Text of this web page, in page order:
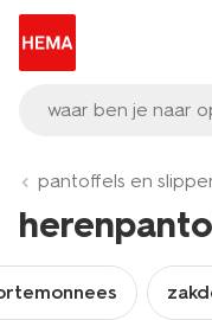
waar ben je naar
pantoffels en